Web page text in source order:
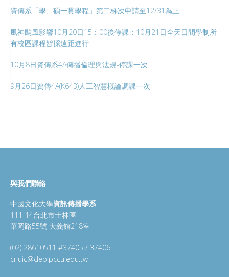
資傳系「學、碩一貫學程」第二梯次申請至12/31為止
風神颱風影響10月20日15：00後停課；10月21日全天日間學制所
有校區課程皆採遠距進行
10月8日資傳系4A傳播倫理與法規-停課一次
9月26日資傳4A(K643)人工智慧概論調課一次
與我們聯絡
中國文化大學資訊傳播學系
111-14台北市士林區
華岡路55號 大義館218室
(02) 28610511 #37405 / 37406
crjuic@dep.pccu.edu.tw